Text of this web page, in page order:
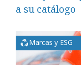
a su catálogo
Marcas y ESG